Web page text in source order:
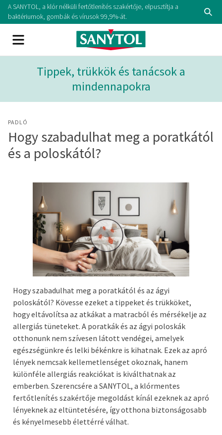
A SANYTOL, a klór nélküli fertőtlenítés szakértője, elpusztítja a
baktériumok, gombák és vírusok 99,9%-át.
Tippek, trükkök és tanácsok a
mindennapokra
PADLÓ
Hogy szabadulhat meg a poratkától
és a poloskától?
Hogy szabadulhat meg a poratkától és az ágyi
poloskától? Kövesse ezeket a tippeket és trükköket,
hogy eltávolítsa az atkákat a matracból és mérsékelje az
allergiás tüneteket. A poratkák és az ágyi poloskák
otthonunk nem szívesen látott vendégei, amelyek
egészségünkre és lelki békénkre is kihatnak. Ezek az apró
lények nemcsak kellemetlenséget okoznak, hanem
különféle allergiás reakciókat is kiválthatnak az
emberben. Szerencsére a SANYTOL, a klórmentes
fertőtlenítés szakértője megoldást kínál ezeknek az apró
lényeknek az eltüntetésére, így otthona biztonságosabb
és kényelmesebb élettérré válhat.